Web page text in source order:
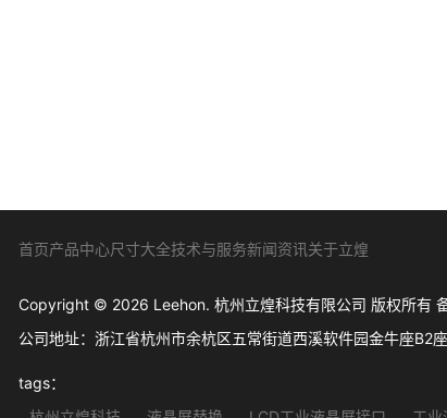
首页产品中心尺寸大全技术与服务新闻资讯关于立煌
Copyright © 2026 Leehon. 杭州立煌科技有限公司 版权所有 备
公司地址：浙江省杭州市余杭区五常街道西溪软件园金牛座
tags：